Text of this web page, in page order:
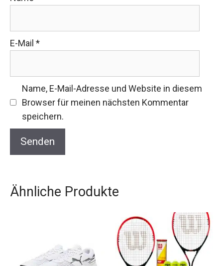
E-Mail *
Name, E-Mail-Adresse und Website in diesem
Browser für meinen nächsten Kommentar
speichern.
Ähnliche Produkte